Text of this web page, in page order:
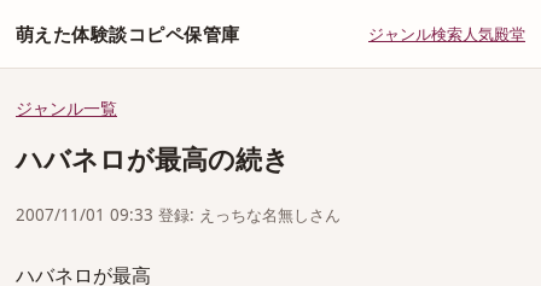
萌えた体験談コピペ保管庫 ジャンル検索人気殿堂
ジャンル一覧
ハバネロが最高の続き
2007/11/01 09:33 登録: えっちな名無しさん
ハバネロが最高